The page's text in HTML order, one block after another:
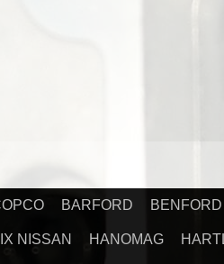
BARFORD
NISSAN HANOMAG